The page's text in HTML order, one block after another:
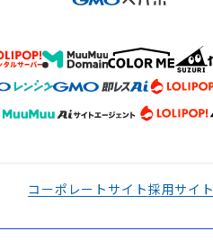
コーポレートサイト採用サイト